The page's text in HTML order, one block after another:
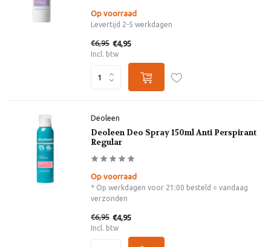
Op voorraad
Levertijd 2-5 werkdagen
€6,95 €4,95
Incl. btw
Deoleen
Deoleen Deo Spray 150ml Anti Perspirant
Regular
Op voorraad
* Op werkdagen voor 21:00 besteld = vandaag
verzonden
€6,95 €4,95
Incl. btw